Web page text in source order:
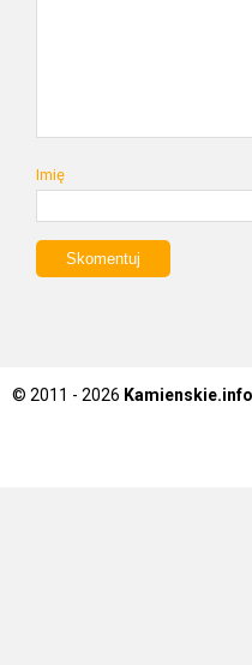
Imię
© 2011 - 2026 Kamienskie.info